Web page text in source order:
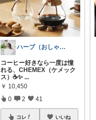
ハーブ（おしゃれに楽したい主婦）
コーヒー好きなら一度は憧
れる、CHEMEX（ケメック
ス）☕✨...
￥ 10,450
0 2 41
コレ いいね